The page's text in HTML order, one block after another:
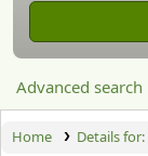
Advanced search
Home Details for: